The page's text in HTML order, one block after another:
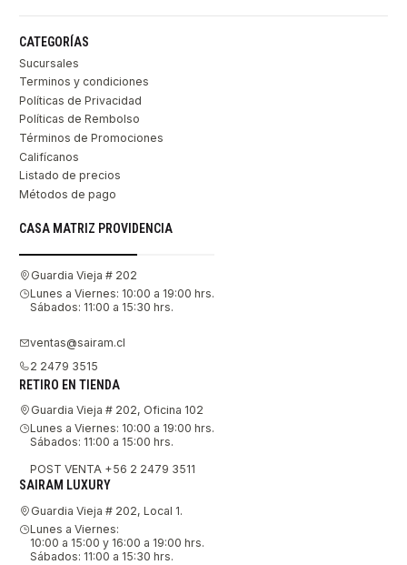
CATEGORÍAS
Sucursales
Terminos y condiciones
Políticas de Privacidad
Políticas de Rembolso
Términos de Promociones
Califícanos
Listado de precios
Métodos de pago
CASA MATRIZ PROVIDENCIA
Guardia Vieja # 202
Lunes a Viernes: 10:00 a 19:00 hrs.
Sábados: 11:00 a 15:30 hrs.
ventas@sairam.cl
2 2479 3515
RETIRO EN TIENDA
Guardia Vieja # 202, Oficina 102
Lunes a Viernes: 10:00 a 19:00 hrs.
Sábados: 11:00 a 15:00 hrs.
POST VENTA +56 2 2479 3511
SAIRAM LUXURY
Guardia Vieja # 202, Local 1.
Lunes a Viernes:
10:00 a 15:00 y 16:00 a 19:00 hrs.
Sábados: 11:00 a 15:30 hrs.